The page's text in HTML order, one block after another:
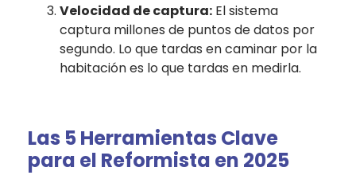
Velocidad de captura: El sistema
captura millones de puntos de datos por
segundo. Lo que tardas en caminar por la
habitación es lo que tardas en medirla.
Las 5 Herramientas Clave
para el Reformista en 2025